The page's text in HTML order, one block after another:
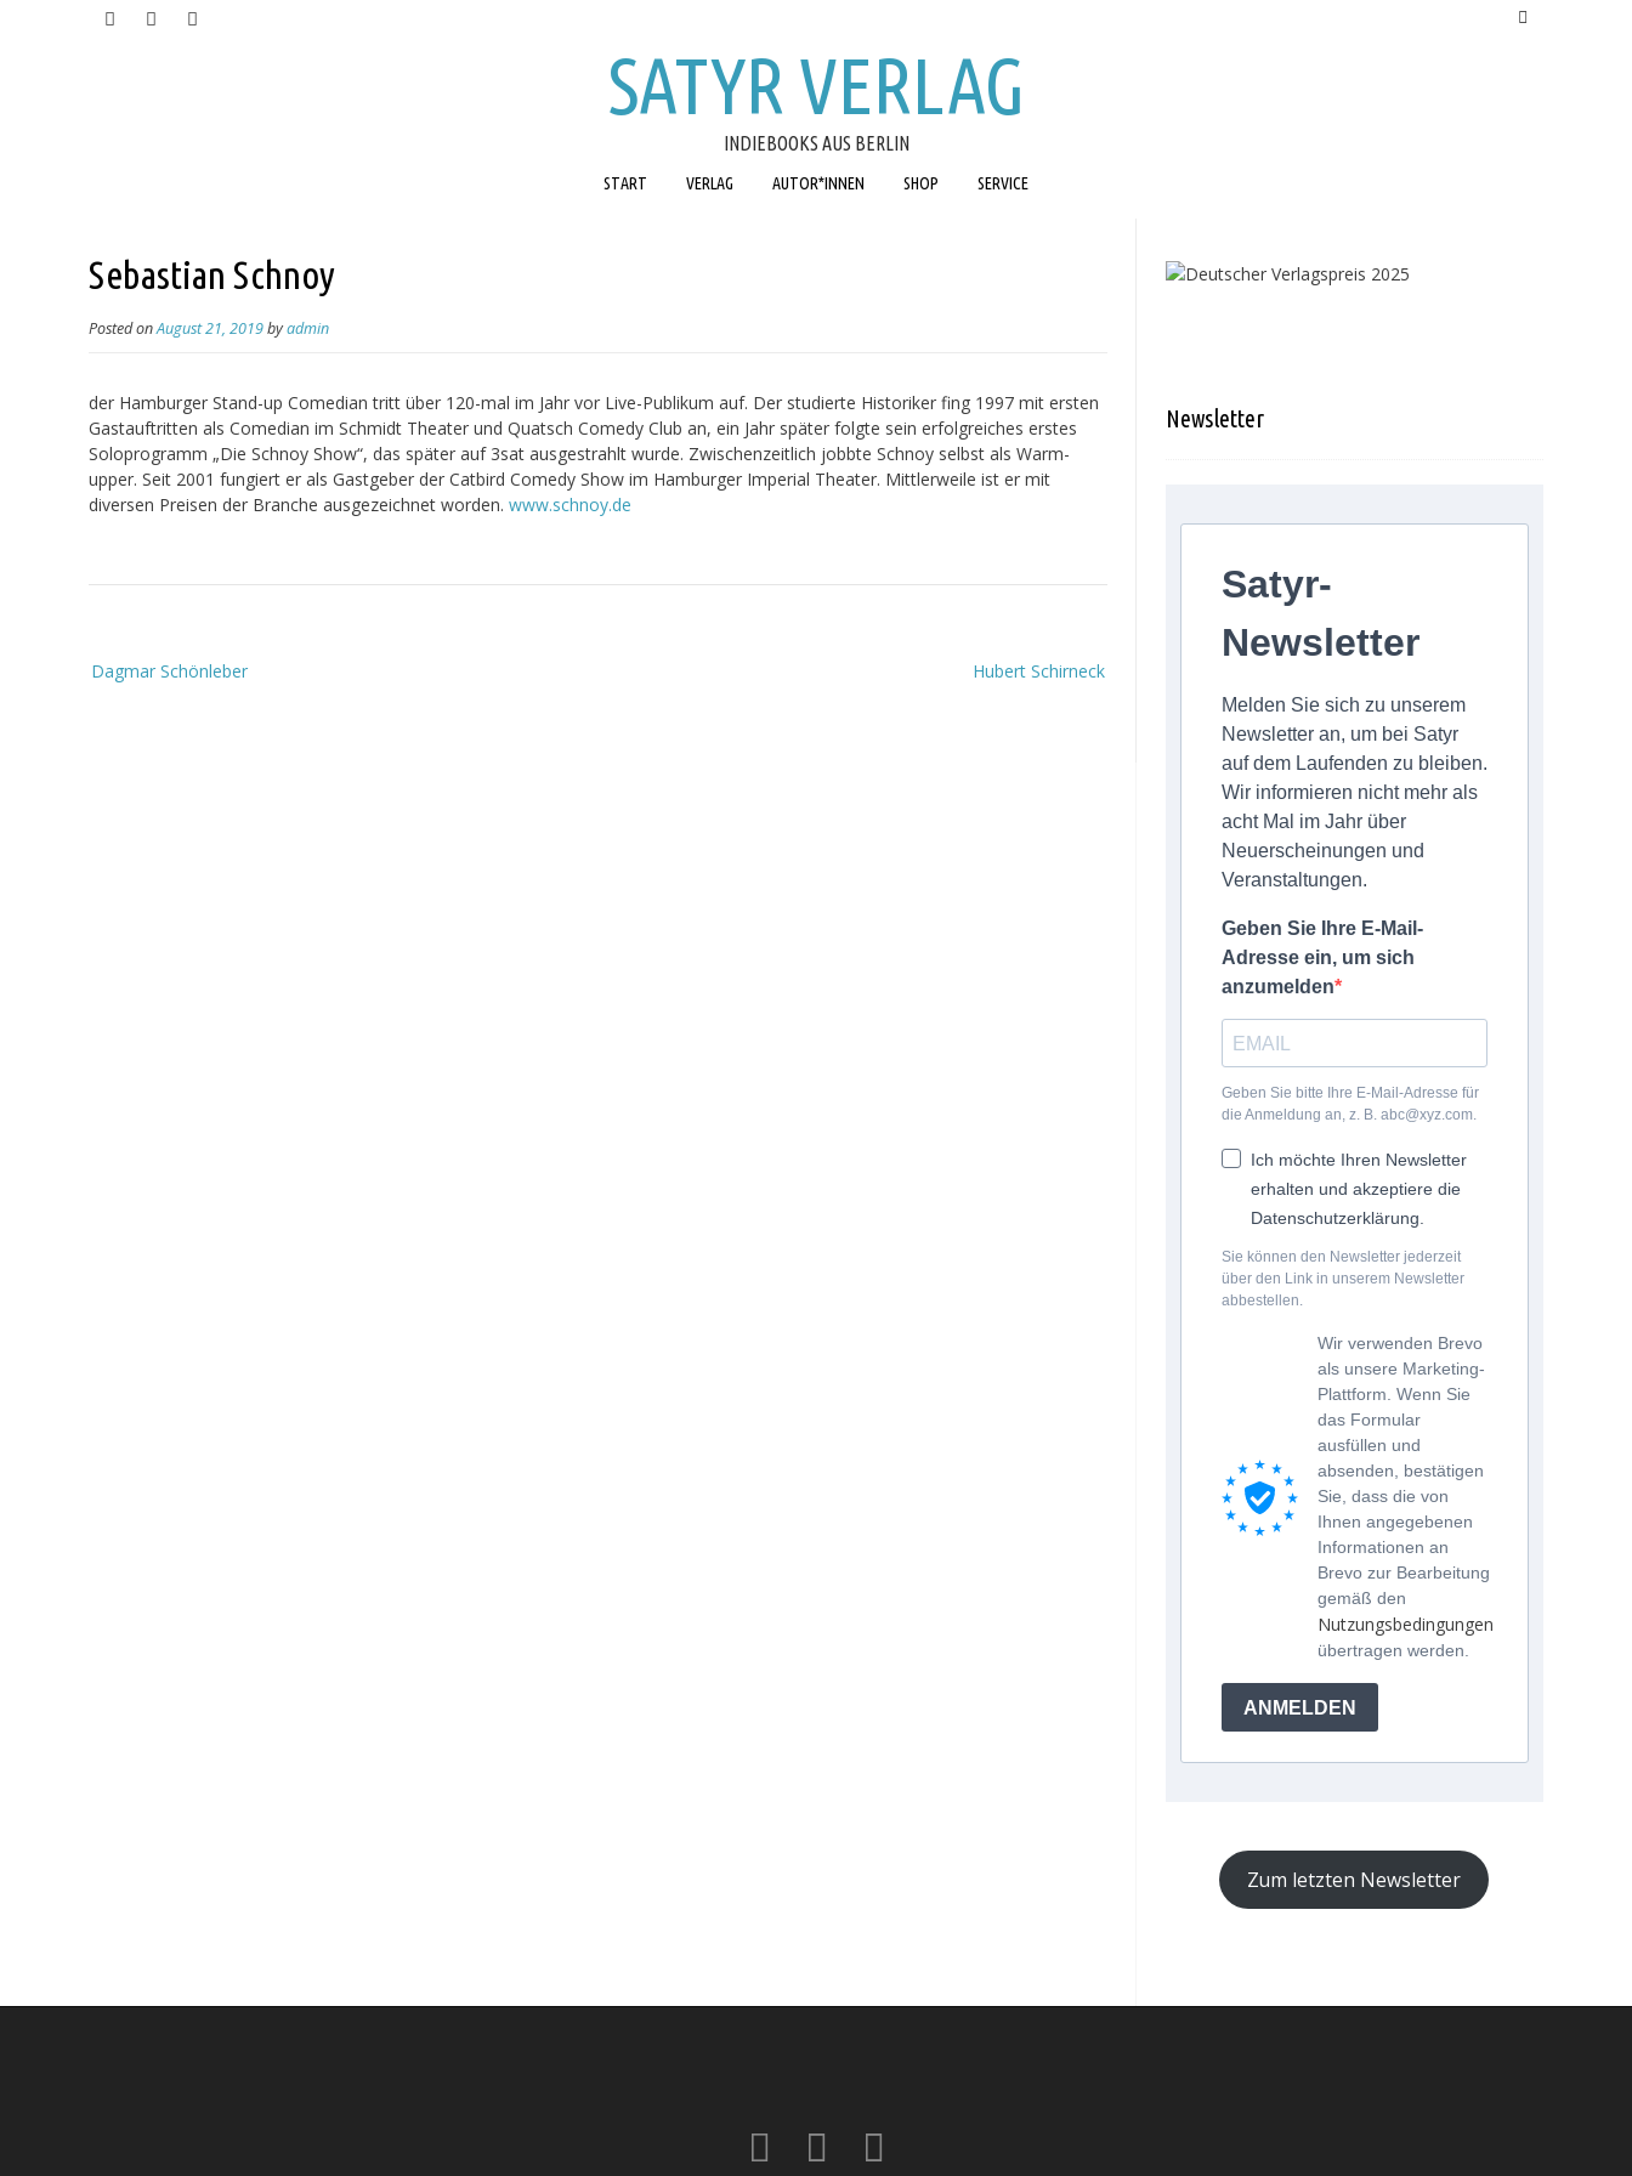
SATYR VERLAG
INDIEBOOKS AUS BERLIN
START VERLAG AUTOR*INNEN SHOP SERVICE
Sebastian Schnoy
Posted onAugust 21, 2019byadmin
der Hamburger Stand-up Comedian tritt über 120-mal im Jahr vor Live-Publikum auf. Der studierte Historiker fing 1997 mit ersten
Gastauftritten als Comedian im Schmidt Theater und Quatsch Comedy Club an, ein Jahr später folgte sein erfolgreiches erstes
Soloprogramm „Die Schnoy Show“, das später auf 3sat ausgestrahlt wurde. Zwischenzeitlich jobbte Schnoy selbst als Warm-
upper. Seit 2001 fungiert er als Gastgeber der Catbird Comedy Show im Hamburger Imperial Theater. Mittlerweile ist er mit
diversen Preisen der Branche ausgezeichnet worden. www.schnoy.de
Hubert Schirneck
Dagmar Schönleber
Newsletter
Satyr-
Newsletter
Melden Sie sich zu unserem
Newsletter an, um bei Satyr
auf dem Laufenden zu bleiben.
Wir informieren nicht mehr als
acht Mal im Jahr über
Neuerscheinungen und
Veranstaltungen.
Geben Sie Ihre E-Mail-
Adresse ein, um sich
anzumelden
Geben Sie bitte Ihre E-Mail-Adresse für
die Anmeldung an, z. B. abc@xyz.com.
Ich möchte Ihren Newsletter
erhalten und akzeptiere die
Datenschutzerklärung.
Sie können den Newsletter jederzeit
über den Link in unserem Newsletter
abbestellen.
Wir verwenden Brevo
als unsere Marketing-
Plattform. Wenn Sie
das Formular
ausfüllen und
absenden, bestätigen
Sie, dass die von
Ihnen angegebenen
Informationen an
Brevo zur Bearbeitung
gemäß den
Nutzungsbedingungen
übertragen werden.
ANMELDEN
Zum letzten Newsletter